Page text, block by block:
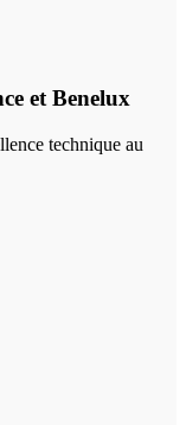
et Benelux
technique au